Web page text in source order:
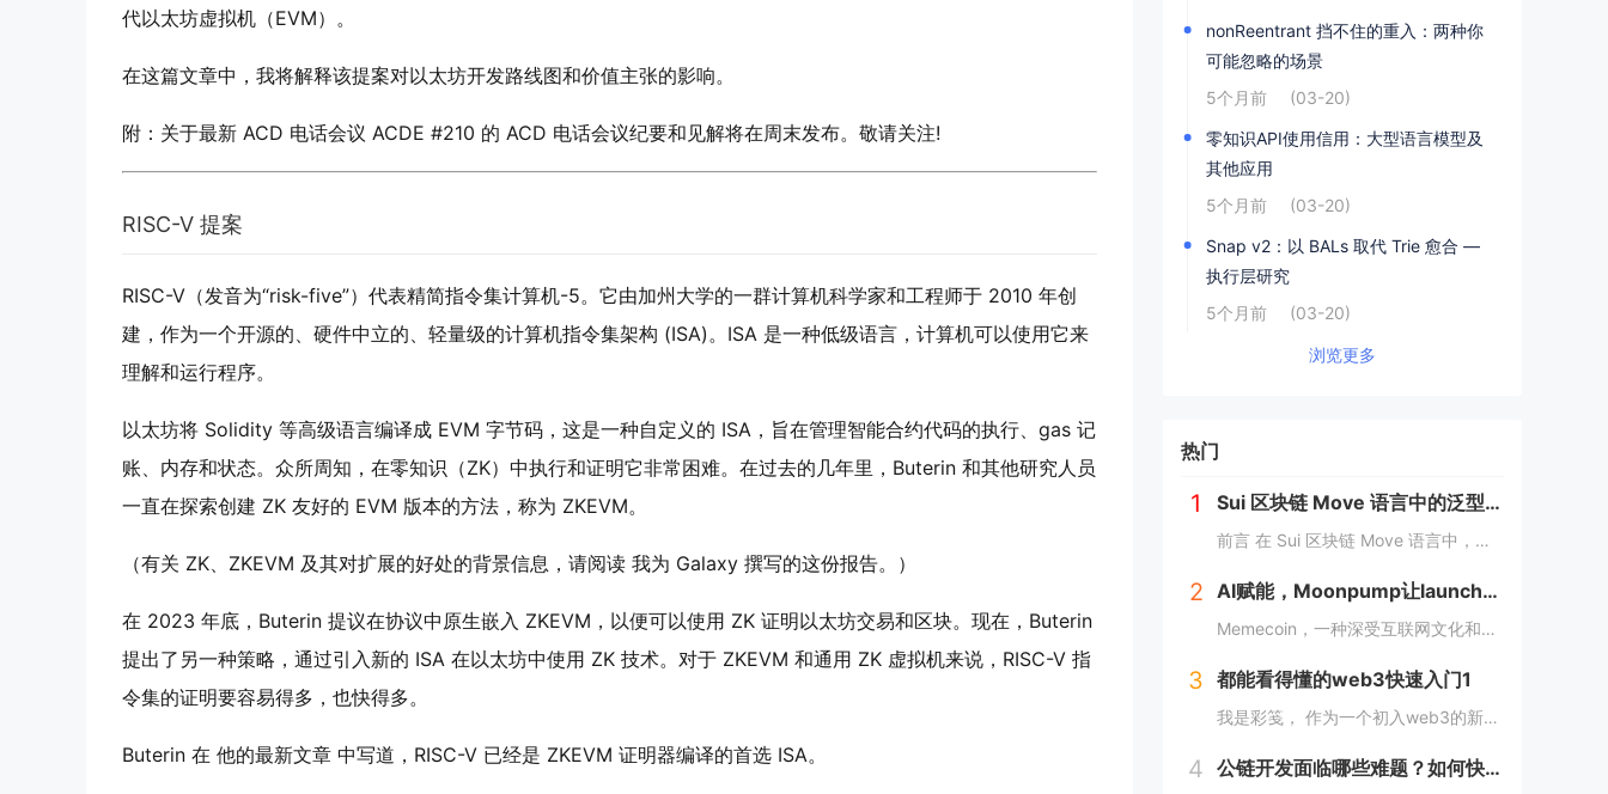
代以太坊虚拟机（EVM）。
在这篇文章中，我将解释该提案对以太坊开发路线图和价值主张的影响。
附：关于最新 ACD 电话会议 ACDE #210 的 ACD 电话会议纪要和见解将在周末发布。敬请关注!
RISC-V 提案
RISC-V（发音为“risk-five”）代表精简指令集计算机-5。它由加州大学的一群计算机科学家和工程师于 2010 年创
建，作为一个开源的、硬件中立的、轻量级的计算机指令集架构 (ISA)。ISA 是一种低级语言，计算机可以使用它来
理解和运行程序。
以太坊将 Solidity 等高级语言编译成 EVM 字节码，这是一种自定义的 ISA，旨在管理智能合约代码的执行、gas 记
账、内存和状态。众所周知，在零知识（ZK）中执行和证明它非常困难。在过去的几年里，Buterin 和其他研究人员
一直在探索创建 ZK 友好的 EVM 版本的方法，称为 ZKEVM。
（有关 ZK、ZKEVM 及其对扩展的好处的背景信息，请阅读 我为 Galaxy 撰写的这份报告。）
在 2023 年底，Buterin 提议在协议中原生嵌入 ZKEVM，以便可以使用 ZK 证明以太坊交易和区块。现在，Buterin
提出了另一种策略，通过引入新的 ISA 在以太坊中使用 ZK 技术。对于 ZKEVM 和通用 ZK 虚拟机来说，RISC-V 指
令集的证明要容易得多，也快得多。
Buterin 在 他的最新文章 中写道，RISC-V 已经是 ZKEVM 证明器编译的首选 ISA。
nonReentrant 挡不住的重入：两种你
可能忽略的场景
5个月前
(03-20)
零知识API使用信用：大型语言模型及
其他应用
5个月前
(03-20)
Snap v2：以 BALs 取代 Trie 愈合 —
执行层研究
5个月前
(03-20)
浏览更多
热门
1 Sui 区块链 Move 语言中的泛型详解
前言 在 Sui 区块链 Move 语言中，泛型（Generic）是一个强大的工具，它允许开发者在编写代码时进行类型或属性的抽象替代。这种抽象极大地提高了代码的灵活性，减少了重复逻辑，并提升了代码的可扩展性。本文将深入探讨 Move 中的...
2 AI赋能，Moonpump让launch先人一步
Memecoin，一种深受互联网文化和幽默所启发的加密货币，近段时间在加密市场中掀起了"meme热“。 只需在社交网络上稍微浏览，就会发现各种meme（迷因），让整个页面变得活泼有趣。这些迷因通过嘲讽和揶揄的方式，轻松地对一些严肃话题进行调...
3 都能看得懂的web3快速入门1
我是彩笺， 作为一个初入web3的新人，在探索阶段发现很多概念、工具都需要花费一定的时间和精力，才能了解到其在web3中所代表的含义。 概念上；像是去中心化、区块链、智能合约... 工具上：钱包、私钥、跨链桥... 在看到web3相...
4 公链开发面临哪些难题？如何快速构建一条区块链？